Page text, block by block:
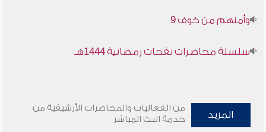
وأمنهم من خوف 9
سلسلة محاضرات نفحات رمضانية 1444هـ
المزيد
من الفعاليات والمحاضرات الأرشيفية من
خدمة البث المباشر